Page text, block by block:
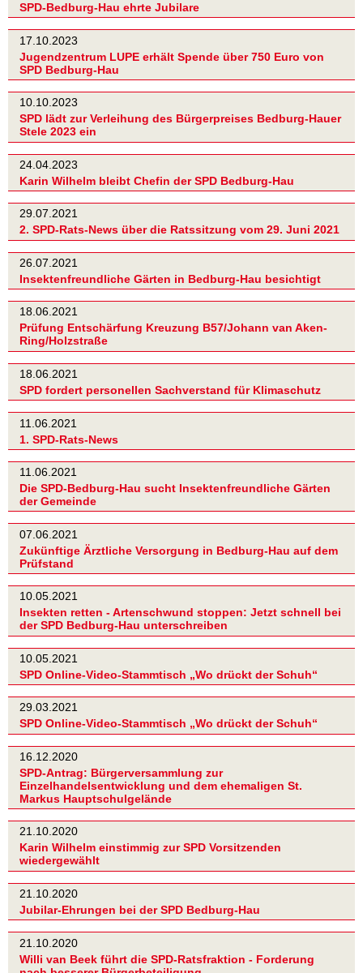
SPD-Bedburg-Hau ehrte Jubilare
17.10.2023
Jugendzentrum LUPE erhält Spende über 750 Euro von
SPD Bedburg-Hau
10.10.2023
SPD lädt zur Verleihung des Bürgerpreises Bedburg-Hauer
Stele 2023 ein
24.04.2023
Karin Wilhelm bleibt Chefin der SPD Bedburg-Hau
29.07.2021
2. SPD-Rats-News über die Ratssitzung vom 29. Juni 2021
26.07.2021
Insektenfreundliche Gärten in Bedburg-Hau besichtigt
18.06.2021
Prüfung Entschärfung Kreuzung B57/Johann van Aken-
Ring/Holzstraße
18.06.2021
SPD fordert personellen Sachverstand für Klimaschutz
11.06.2021
1. SPD-Rats-News
11.06.2021
Die SPD-Bedburg-Hau sucht Insektenfreundliche Gärten
der Gemeinde
07.06.2021
Zukünftige Ärztliche Versorgung in Bedburg-Hau auf dem
Prüfstand
10.05.2021
Insekten retten - Artenschwund stoppen: Jetzt schnell bei
der SPD Bedburg-Hau unterschreiben
10.05.2021
SPD Online-Video-Stammtisch „Wo drückt der Schuh“
29.03.2021
SPD Online-Video-Stammtisch „Wo drückt der Schuh“
16.12.2020
SPD-Antrag: Bürgerversammlung zur
Einzelhandelsentwicklung und dem ehemaligen St.
Markus Hauptschulgelände
21.10.2020
Karin Wilhelm einstimmig zur SPD Vorsitzenden
wiedergewählt
21.10.2020
Jubilar-Ehrungen bei der SPD Bedburg-Hau
21.10.2020
Willi van Beek führt die SPD-Ratsfraktion - Forderung